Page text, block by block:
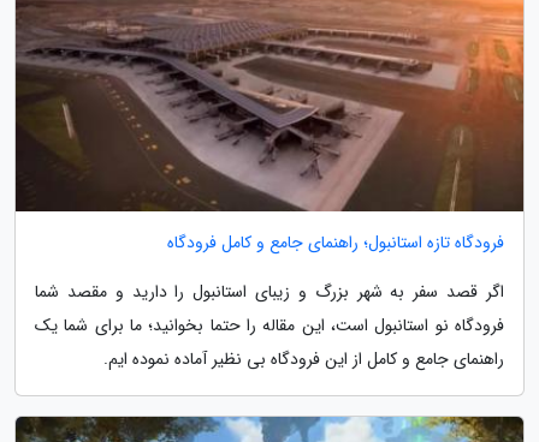
فرودگاه تازه استانبول؛ راهنمای جامع و کامل فرودگاه
اگر قصد سفر به شهر بزرگ و زیبای استانبول را دارید و مقصد شما
فرودگاه نو استانبول است، این مقاله را حتما بخوانید؛ ما برای شما یک
راهنمای جامع و کامل از این فرودگاه بی نظیر آماده نموده ایم.